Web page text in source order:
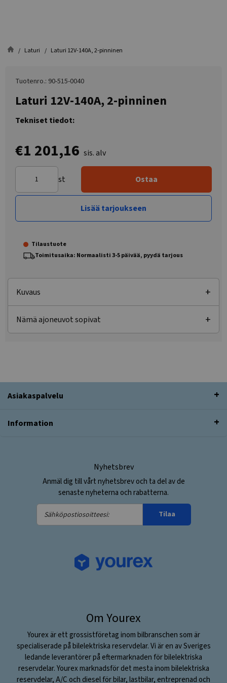
Laturi Laturi 12V-140A, 2-pinninen
Tuotenro.: 90-515-0040
Laturi 12V-140A, 2-pinninen
Tekniset tiedot:
€1 201,16 sis. alv
st Ostaa
Lisää tarjoukseen
Tilaustuote
Toimitusaika: Normaalisti 3-5 päivää, pyydä tarjous
Kuvaus
Nämä ajoneuvot sopivat
Asiakaspalvelu
Information
Nyhetsbrev
Anmäl dig till vårt nyhetsbrev och ta del av de
senaste nyheterna och rabatterna.
Sähköpostiosoitteesi:
Tilaa
Om Yourex
Yourex är ett grossistföretag inom bilbranschen som är
specialiserade på bilelektriska reservdelar. Vi är en av Sveriges
ledande leverantörer på eftermarknaden för bilelektriska
reservdelar. Yourex marknadsför det mesta inom bilelektriska
reservdelar, A/C och diesel för bilar, lastbilar, entreprenad och